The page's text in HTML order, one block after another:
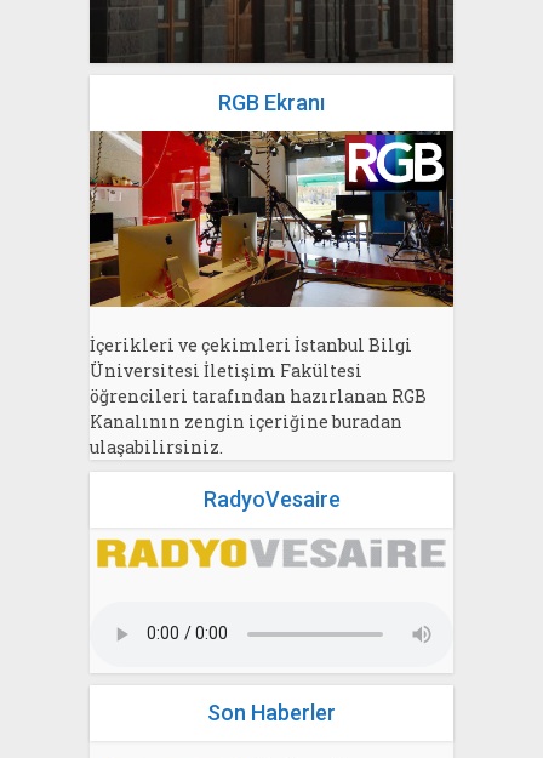
Bahri Ak
RGB Ekranı
İçerikleri ve çekimleri İstanbul Bilgi
Üniversitesi İletişim Fakültesi
öğrencileri tarafından hazırlanan RGB
Kanalının zengin içeriğine buradan
ulaşabilirsiniz.
RadyoVesaire
Son Haberler